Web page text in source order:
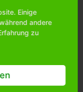
über das
Einige
andere
zu